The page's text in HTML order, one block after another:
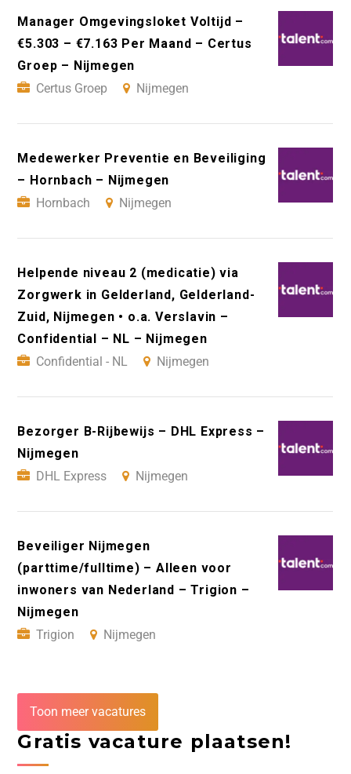
Manager Omgevingsloket Voltijd –
€5.303 – €7.163 Per Maand – Certus
Groep – Nijmegen
Certus Groep
Nijmegen
Medewerker Preventie en Beveiliging
– Hornbach – Nijmegen
Hornbach
Nijmegen
Helpende niveau 2 (medicatie) via
Zorgwerk in Gelderland, Gelderland-
Zuid, Nijmegen • o.a. Verslavin –
Confidential – NL – Nijmegen
Confidential - NL
Nijmegen
Bezorger B-Rijbewijs – DHL Express –
Nijmegen
DHL Express
Nijmegen
Beveiliger Nijmegen
(parttime/fulltime) – Alleen voor
inwoners van Nederland – Trigion –
Nijmegen
Trigion
Nijmegen
Toon meer vacatures
Gratis vacature plaatsen!